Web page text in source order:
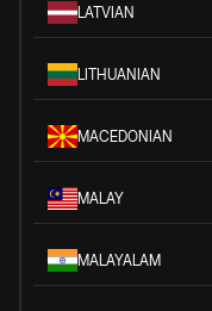
LATVIAN
LITHUANIAN
MACEDONIAN
MALAY
MALAYALAM